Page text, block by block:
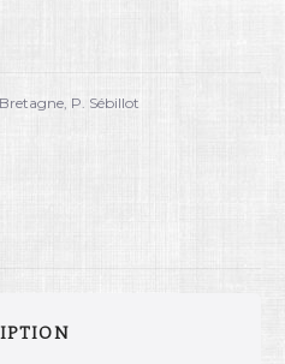
P. Sébillot